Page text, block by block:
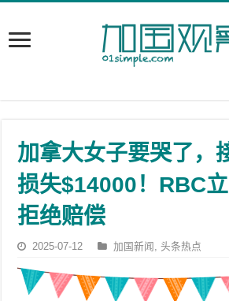
加拿大女子要哭了，
损失$14000！RBC
拒绝赔偿
2025-07-12 加国新闻 ,头条热点